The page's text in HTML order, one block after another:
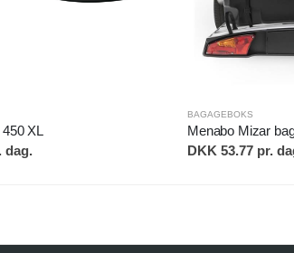
XL
dag.
BAGAGEBOKS
Menabo Mizar
DKK 53.77 pr.